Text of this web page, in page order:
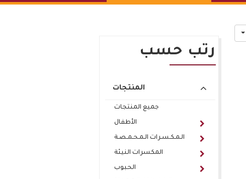
رتب حسب
المنتجات
جميع المنتجات
الأطفال
الـمـكـسـرات الـمـحـمـصـة
المكسرات النيئة
الحبوب